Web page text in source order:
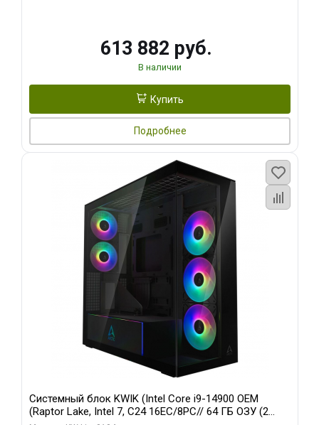
613 882 руб.
В наличии
Купить
Подробнее
Системный блок KWIK (Intel Core i9-14900 OEM
(Raptor Lake, Intel 7, C24 16EC/8PC// 64 ГБ ОЗУ (2